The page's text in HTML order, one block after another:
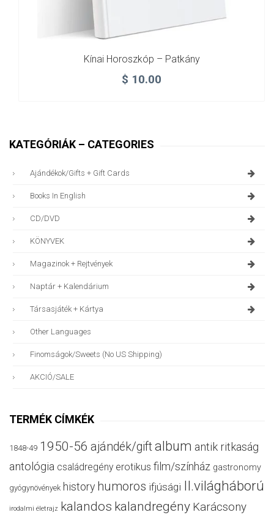
Kínai Horoszkóp – Patkány
$ 10.00
KATEGÓRIÁK – CATEGORIES
Ajándékok/gifts + Gift Cards
Books In English
CD/DVD
KÖNYVEK
Magazinok + Rejtvények
Naptár + Kalendárium
Társasjáték + Kártya
Other Languages
Finomságok/sweets (no US Shipping)
AKCIÓ/SALE
TERMÉK CÍMKÉK
1848-49 1950-56 ajándék/giftalbum antik ritkaság
antológia családregény erotikus film/színház gastronomy
gyógynövények history humoros ifjúsági II.világháború
irodalmi életrajz kalandos kalandregény Karácsony